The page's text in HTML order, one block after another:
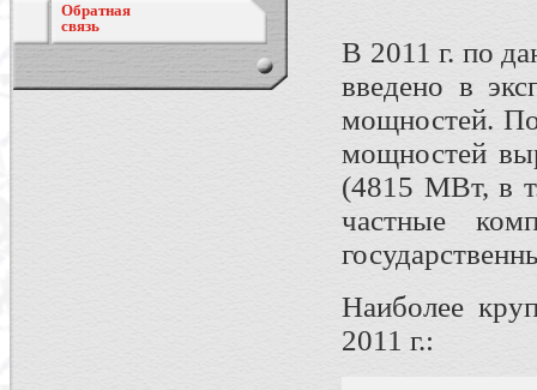
Обратная
связь
В 2011 г. по
введено в
мощностей.
мощностей
(4815 МВт, в
частные
Наиболее
2011 г.: